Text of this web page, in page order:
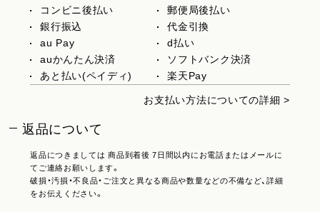
コンビニ後払い
郵便局後払い
銀行振込
代金引換
au Pay
d払い
auかんたん決済
ソフトバンク決済
あと払い(ペイディ)
楽天Pay
お支払い方法についての詳細 >
返品について
返品につきましては 商品到着後 7日間以内にお電話またはメールに
てご連絡お願いします。
破損・汚損・不良品・ご注文と異なる商品や数量などの不備など、詳細
をお伝えください。